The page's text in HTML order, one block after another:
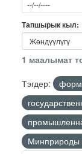
Тапшырык кыл
1 маалымат
Тэгдер:
Минприроды